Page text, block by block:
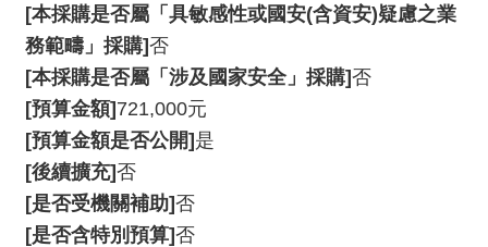
音
樂
廳
便
民
服
務
[本採購是否屬「具敏感性或國安(含資安)疑慮之業
務範疇」採購]否
[本採購是否屬「涉及國家安全」採購]否
[預算金額]721,000元
[預算金額是否公開]是
[後續擴充]否
[是否受機關補助]否
[是否含特別預算]否